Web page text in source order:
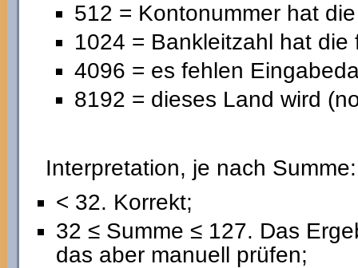
512 = Kontonummer hat
1024 = Bankleitzahl hat die
4096 = es fehlen
8192 = dieses Land wird
Interpretation, je nach Summe:
< 32. Korrekt;
32 ≤ Summe ≤ 127. Das
das aber manuell prüfen;